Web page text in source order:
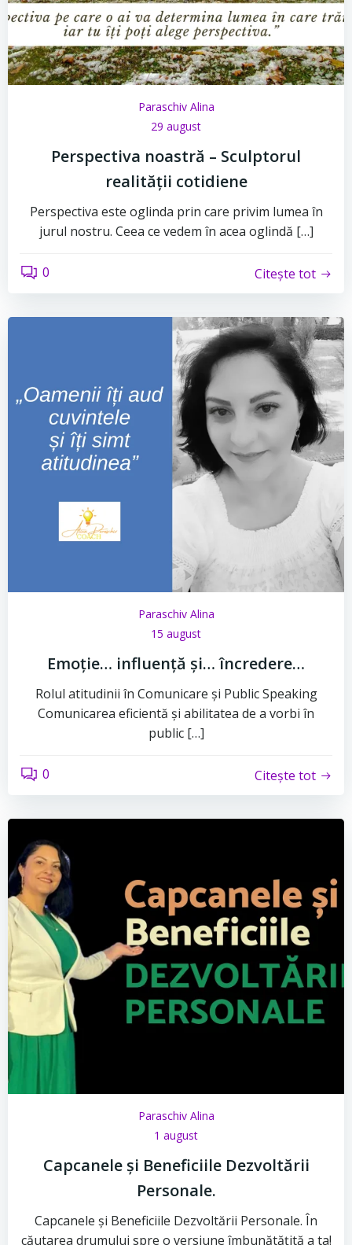
Paraschiv Alina
29 august
Perspectiva noastră – Sculptorul
realității cotidiene
Perspectiva este oglinda prin care privim lumea în
jurul nostru. Ceea ce vedem în acea oglindă […]
0 Citește tot
Paraschiv Alina
15 august
Emoție… influență și… încredere…
Rolul atitudinii în Comunicare și Public Speaking
Comunicarea eficientă și abilitatea de a vorbi în
public […]
0 Citește tot
Paraschiv Alina
1 august
Capcanele și Beneficiile Dezvoltării
Personale.
Capcanele și Beneficiile Dezvoltării Personale. În
căutarea drumului spre o versiune îmbunătățită a ta!